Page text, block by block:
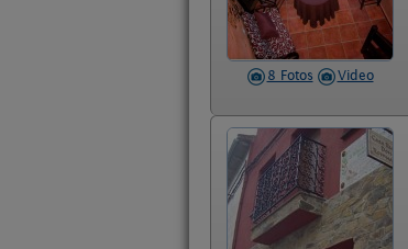
8 Fotos Video